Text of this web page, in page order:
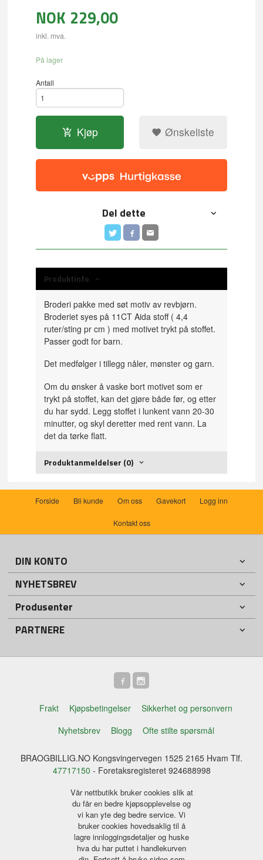
NOK 229,00
inkl. mva.
På lager
Antall
Kjøp Ønskeliste
Del dette
Produktinfo
Broderi pakke med søt motiv av revbjørn.
Broderiet syes på 11CT Aida stoff ( 4,4
ruter/sting pr cm ) med motivet trykt på stoffet.
Passer godt for barn.
Det medfølger i tillegg nåler, mønster og garn.
Om du ønsker å vaske bort motivet som er
trykt på stoffet, kan det gjøre både før, og etter
du har sydd. Legg stoffet i lunkent vann 20-30
minutter, og skyl deretter med rent vann. La
det da tørke flatt.
Produktanmeldelser (0)
Forside Bli kunde Om oss Gavekort Logg inn
Kontakt oss
DIN KONTO
NYHETSBREV
Produsenter
PARTNERE
Frakt Kjøpsbetingelser
Sikkerhet og personvern
Nyhetsbrev
Blogg Ofte stilte spørsmål
BRAOGBILLIG.NO Kongsvingervegen 1525 2165 Hvam Tlf.
47717150 - Foretaksregisteret 924688998
Vår nettbutikk bruker cookies slik at
du får en bedre kjøpsopplevelse og
vi kan yte deg bedre service. Vi
bruker cookies hovedsaklig til å
lagre innloggingsdetaljer og huske
hva du har puttet i handlekurven